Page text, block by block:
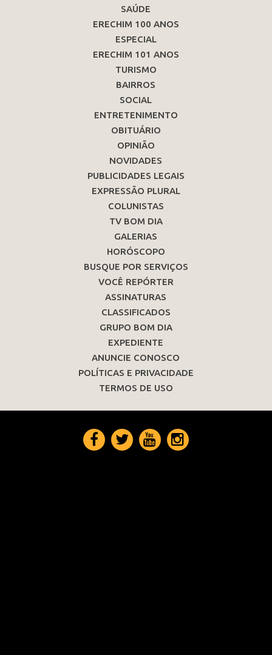
SAÚDE
ERECHIM 100 ANOS
ESPECIAL
ERECHIM 101 ANOS
TURISMO
BAIRROS
SOCIAL
ENTRETENIMENTO
OBITUÁRIO
OPINIÃO
NOVIDADES
PUBLICIDADES LEGAIS
EXPRESSÃO PLURAL
COLUNISTAS
TV BOM DIA
GALERIAS
HORÓSCOPO
BUSQUE POR SERVIÇOS
VOCÊ REPÓRTER
ASSINATURAS
CLASSIFICADOS
GRUPO BOM DIA
EXPEDIENTE
ANUNCIE CONOSCO
POLÍTICAS E PRIVACIDADE
TERMOS DE USO